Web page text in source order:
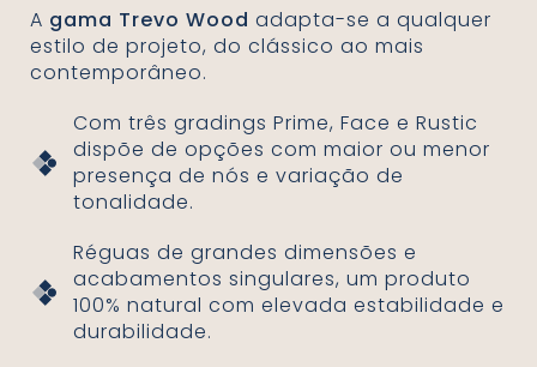
gama Trevo Wood adapta-se a qualquer
estilo de projeto, do clássico ao mais
contemporâneo.
Com três gradings Prime, Face e Rustic
dispõe de opções com maior ou menor
presença de nós e variação de
tonalidade.
Réguas de grandes dimensões e
acabamentos singulares, um produto
100% natural com elevada estabilidade e
durabilidade.